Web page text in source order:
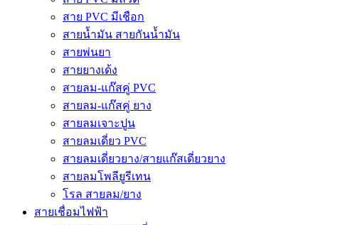
สาย PVC มีเชือก
สายน้ำมัน สายกันน้ำมัน
สายพ่นยา
สายยางเด้ง
สายลม-แก๊สคู่ PVC
สายลม-แก๊สคู่ ยาง
สายลมเจาะปูน
สายลมเดี่ยว PVC
สายลมเดี่ยวยาง/สายแก๊สเดี่ยวยาง
สายลมโพลียูรีเทน
โรล สายลม/ยาง
สายเชื่อมไฟฟ้า